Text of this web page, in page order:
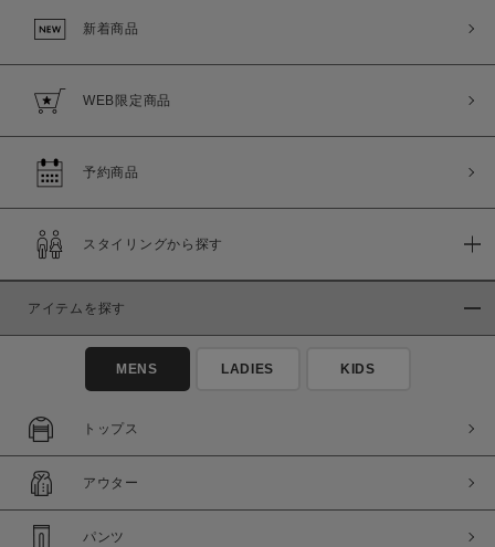
新着商品
WEB限定商品
予約商品
スタイリングから探す
アイテムを探す
MENS LADIES KIDS
トップス
アウター
パンツ